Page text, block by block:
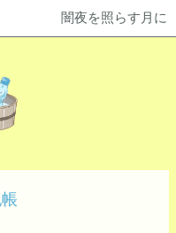
闇夜を照らす月に